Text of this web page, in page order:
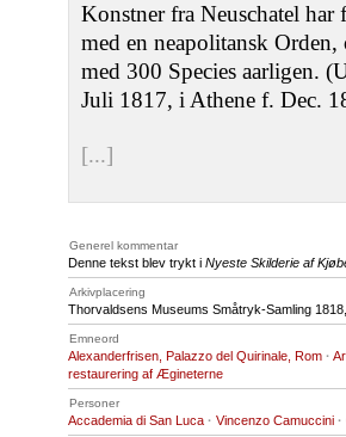
Konstner fra Neuschatel
med en neapolitansk
med 300 Species aarligen.
Juli 1817, i Athene f. Dec.
[...]
Generel kommentar
Denne tekst blev trykt i Nyeste Skilderie af
Arkivplacering
Thorvaldsens Museums Småtryk-Samling
Emneord
Alexanderfrisen, Palazzo del Quirinale, Rom ·
restaurering af Ægineterne
Personer
Accademia di San Luca · Vincenzo Camuccini ·